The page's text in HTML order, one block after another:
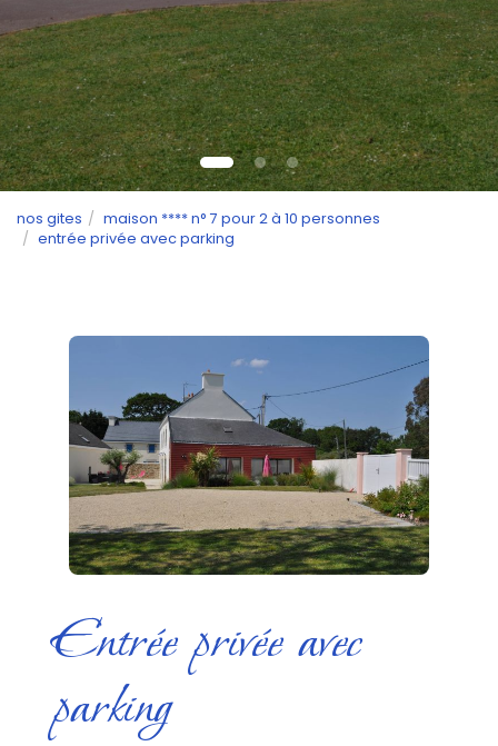
nos gites
maison **** n° 7 pour 2 à 10 personnes
entrée privée avec parking
Entrée privée avec
parking